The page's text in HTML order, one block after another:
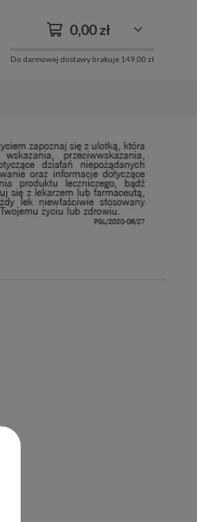
0,00 zł
Do darmowej dostawy brakuje 149,00 zł